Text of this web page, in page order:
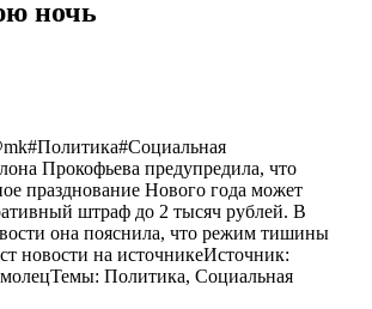
ночь
Прокофьева предупредила, что
празднование Нового года может
штраф до 2 тысяч рублей. В
она пояснила, что режим тишины
новости на источникеИсточник:
Политика, Социальная